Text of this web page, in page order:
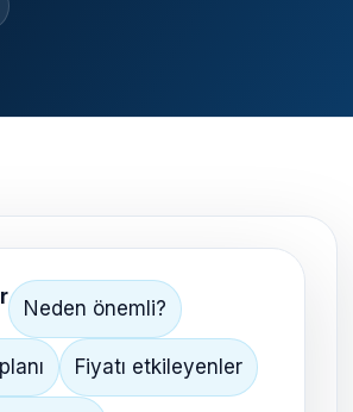
Neden önemli?
Fiyatı etkileyenler